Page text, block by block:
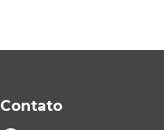
Contato